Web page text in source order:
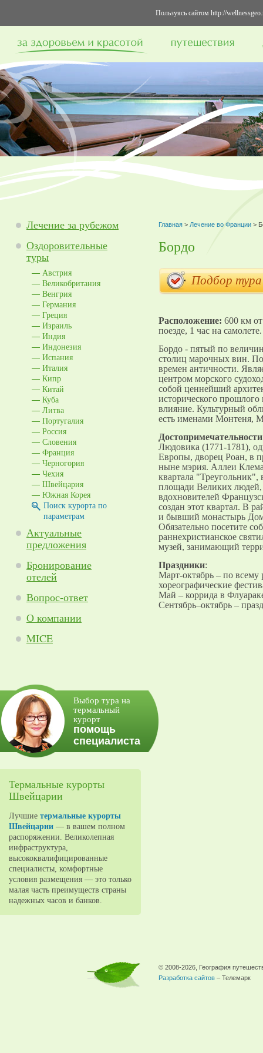
Пользуясь сайтом http://
Лечение за рубежом
Оздоровительные
туры
Австрия
Великобритания
Венгрия
Германия
Греция
Израиль
Индия
Индонезия
Испания
Италия
Кипр
Китай
Куба
Литва
Португалия
Россия
Словения
Франция
Черногория
Чехия
Швейцария
Южная Корея
Поиск курорта по
параметрам
Актуальные
предложения
Бронирование
отелей
Вопрос-ответ
О компании
MICE
Выбор тура на
термальный
курорт
помощь
специалиста
Термальные курорты
Швейцарии
Лучшие термальные курорты
Швейцарии — в вашем полном
распоряжении. Великолепная
инфраструктура,
высококвалифицированные
специалисты, комфортные
условия размещения — это только
малая часть преимуществ страны
надежных часов и банков.
Главная > Лечение во Франции >
Бордо
Подбор
Расположение: 600 км
поезде, 1 час на самолете.
Бордо - пятый по
столиц марочных вин.
времен античности.
центром морского
собой ценнейший
исторического
влияние. Культурный
есть именами Монтеня,
Достопримечательности
Людовика (1771-1781),
Европы, дворец Роан, в
ныне мэрия. Аллеи
квартала "Треугольник",
площади Великих людей,
вдохновителей
создан этот квартал. В
и бывший монастырь
Обязательно посетите
раннехристианское
музей, занимающий
Праздники:
Март-октябрь – по всему
хореографические
Май – коррида в
Сентябрь–октябрь –
© 2008-2026, География
Разработка сайтов – Телемарк